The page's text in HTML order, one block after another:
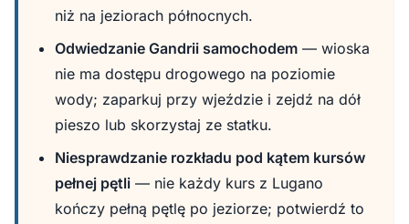
niż na jeziorach północnych.
Odwiedzanie Gandrii samochodem — wioska
nie ma dostępu drogowego na poziomie
wody; zaparkuj przy wjeździe i zejdź na dół
pieszo lub skorzystaj ze statku.
Niesprawdzanie rozkładu pod kątem kursów
pełnej pętli — nie każdy kurs z Lugano
kończy pełną pętlę po jeziorze; potwierdź to